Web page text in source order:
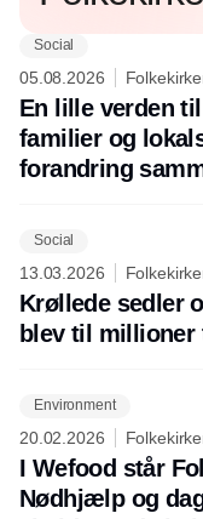
Social
05.08.2026
En lille verden
familier og
forandring
Social
13.03.2026
Krøllede sedler
blev til
Environment
20.02.2026
I Wefood står
Nødhjælp og